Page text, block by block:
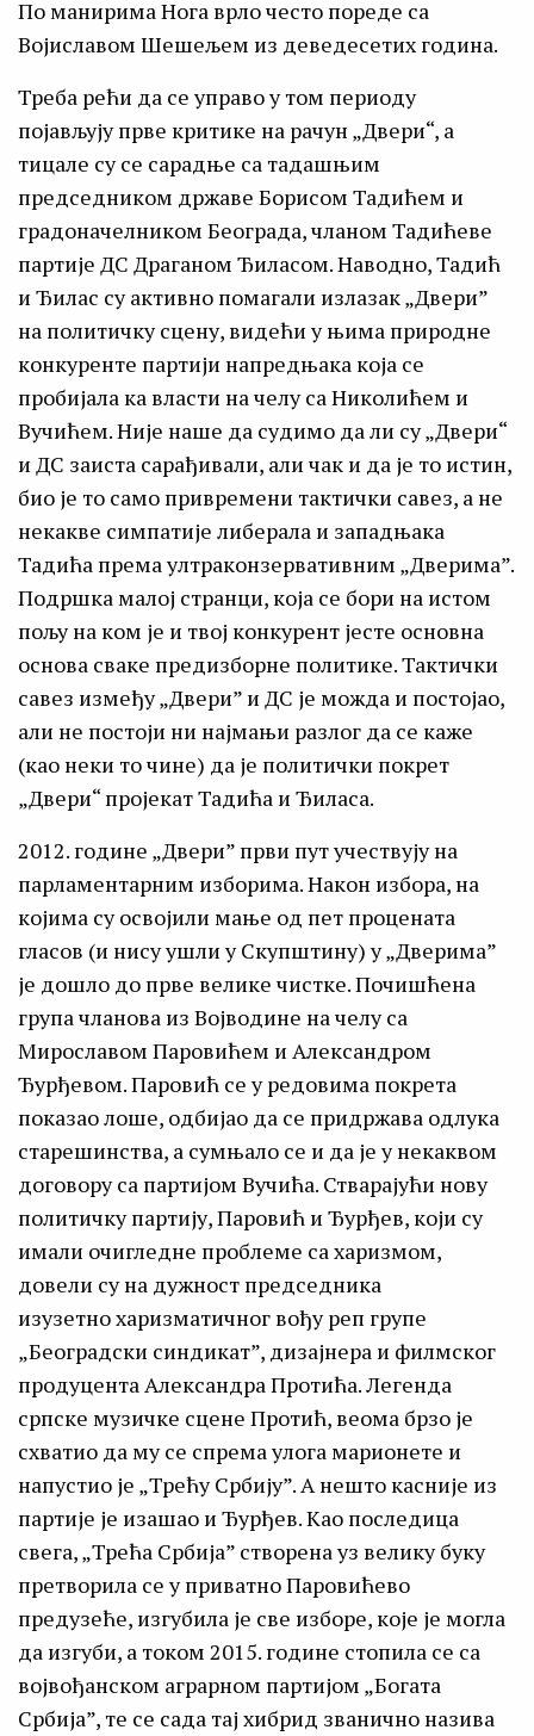
По манирима Нога врло често пореде са
Војиславом Шешељем из деведесетих година.
Треба рећи да се управо у том периоду
појављују прве критике на рачун „Двери“, а
тицале су се сарадње са тадашњим
председником државе Борисом Тадићем и
градоначелником Београда, чланом Тадићеве
партије ДС Драганом Ђиласом. Наводно, Тадић
и Ђилас су активно помагали излазак „Двери”
на политичку сцену, видећи у њима природне
конкуренте партији напредњака која се
пробијала ка власти на челу са Николићем и
Вучићем. Није наше да судимо да ли су „Двери“
и ДС заиста сарађивали, али чак и да је то истин,
био је то само привремени тактички савез, а не
некакве симпатије либерала и западњака
Тадића према ултраконзервативним „Дверима”.
Подршка малој странци, која се бори на истом
пољу на ком је и твој конкурент јесте основна
основа сваке предизборне политике. Тактички
савез између „Двери” и ДС је можда и постојао,
али не постоји ни најмањи разлог да се каже
(као неки то чине) да је политички покрет
„Двери“ пројекат Тадића и Ђиласа.
2012. године „Двери” први пут учествују на
парламентарним изборима. Након избора, на
којима су освојили мање од пет процената
гласов (и нису ушли у Скупштину) у „Дверима”
је дошло до прве велике чистке. Почишћена
група чланова из Војводине на челу са
Мирославом Паровићем и Александром
Ђурђевом. Паровић се у редовима покрета
показао лоше, одбијао да се придржава одлука
старешинства, а сумњало се и да је у некаквом
договору са партијом Вучића. Стварајући нову
политичку партију, Паровић и Ђурђев, који су
имали очигледне проблеме са харизмом,
довели су на дужност председника
изузетно харизматичног вођу реп групе
„Београдски синдикат”, дизајнера и филмског
продуцента Александра Протића. Легенда
српске музичке сцене Протић, веома брзо је
схватио да му се спрема улога марионете и
напустио је „Трећу Србију”. А нешто касније из
партије је изашао и Ђурђев. Као последица
свега, „Трећа Србија” створена уз велику буку
претворила се у приватно Паровићево
предузеће, изгубила је све изборе, које је могла
да изгуби, а током 2015. године стопила се са
војвођанском аграрном партијом „Богата
Србија”, те се сада тај хибрид званично назива